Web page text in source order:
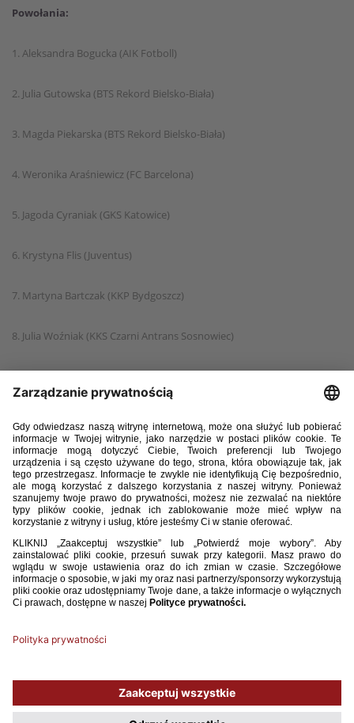
Powołania:
1. Aleksandra Bogucka (AIK Fotboll)
2. Julia Gutowska (BTS Rekord Bielsko-Biała)
3. Magda Piekarska (BTS Rekord Bielsko-Biała)
4. Weronika Araśniewicz (FC Barcelona)
5. Jagoda Cyraniak (GKS Katowice)
6. Krystyna Flis (Juventus)
7. Martyna Bartczak (KKP Bydgoszcz)
8. Julia Woźniak (KKS Czarni Antrans Sosnowiec)
11. Emilia Sobierajska (Pogoń Dekpol Tczew)
12. Zofia Pagowska (UKS SMS Łódź)
13. Maja Zielińska (VFL Wolfsburg)
14. Gabriela Lewicka (WKS Śląsk Wrocław)
17. Kinga Wyrwas (WKS Śląsk Wrocław)
Używamy plików cookies, aby ułatwić Ci korzystanie z naszego serwisu
oraz do celów statystycznych. Jeśli nie blokujesz tych plików, to zgadzasz